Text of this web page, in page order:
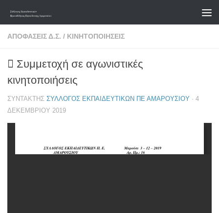
Skip to content
ΑΠΟΦΆΣΕΙΣ Δ.Σ. / ΚΙΝΗΤΟΠΟΙΉΣΕΙΣ
 Συμμετοχή σε αγωνιστικές
κινητοποιήσεις
ΣΥΝΤΆΚΤΗΣ ΣΎΛΛΟΓΟΣ ΕΚΠΑΙΔΕΥΤΙΚΏΝ ΠΕ ΑΜΑΡΟΥΣΊΟΥ · 4
ΔΕΚΕΜΒΡΊΟΥ 2019